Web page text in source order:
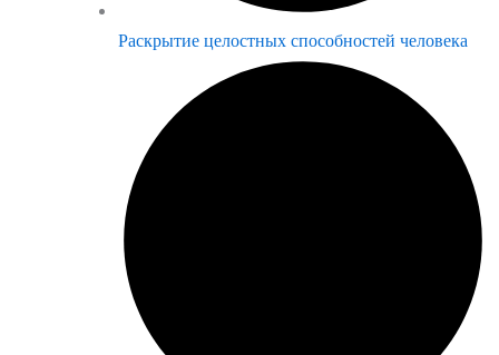
Раскрытие целостных способностей человека